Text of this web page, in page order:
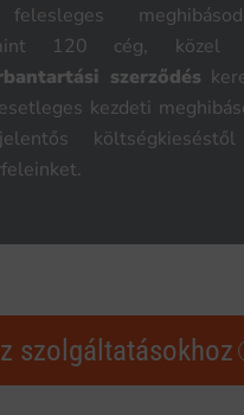
120 cég, közel
szerződés
kezdeti
szolgáltatásokhoz